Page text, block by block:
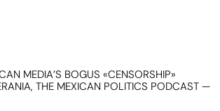
MEDIA’S BOGUS «CENSORSHIP»
THE MEXICAN POLITICS PODCAST —